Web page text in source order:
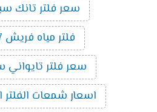
سعر فلتر تانك
فلتر مياه فريش 7 مراحل
سعر فلتر تايواني
اسعار شمعات الفلتر